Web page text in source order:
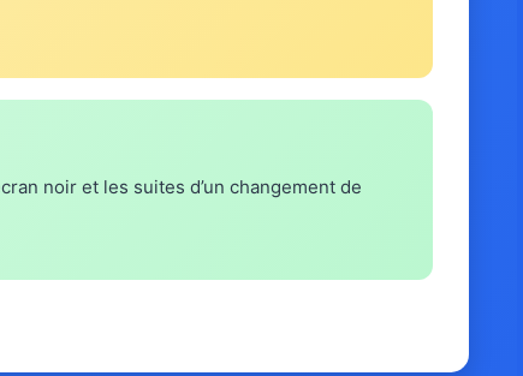
noir et les suites d’un changement de